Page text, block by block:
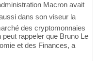
Macron avait
dans son viseur la
des cryptomonnaies
rappeler que Bruno Le
et des Finances, a